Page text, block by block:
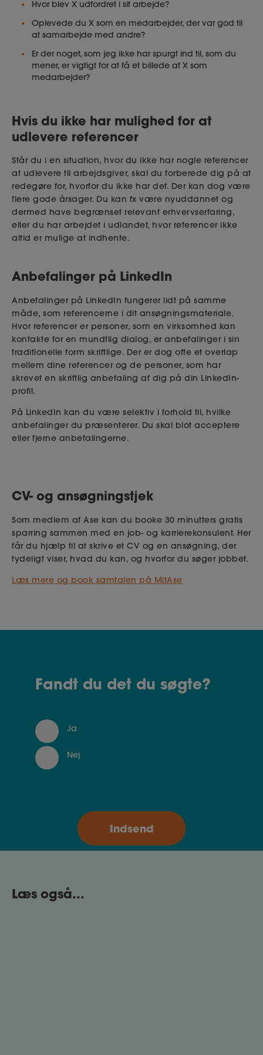
Hvor blev X udfordret i sit arbejde?
Oplevede du X som en medarbejder, der var god til
at samarbejde med andre?
Er der noget, som jeg ikke har spurgt ind til, som du
mener, er vigtigt for at få et billede af X som
medarbejder?
Hvis du ikke har mulighed for at
udlevere referencer
Står du i en situation, hvor du ikke har nogle referencer
at udlevere til arbejdsgiver, skal du forberede dig på at
redegøre for, hvorfor du ikke har det. Der kan dog være
flere gode årsager. Du kan fx være nyuddannet og
dermed have begrænset relevant erhvervserfaring,
eller du har arbejdet i udlandet, hvor referencer ikke
altid er mulige at indhente.
Anbefalinger på LinkedIn
Anbefalinger på LinkedIn fungerer lidt på samme
måde, som referencerne i dit ansøgningsmateriale.
Hvor referencer er personer, som en virksomhed kan
kontakte for en mundtlig dialog, er anbefalinger i sin
traditionelle form skriftlige. Der er dog ofte et overlap
mellem dine referencer og de personer, som har
skrevet en skriftlig anbefaling af dig på din LinkedIn-
profil.
På LinkedIn kan du være selektiv i forhold til, hvilke
anbefalinger du præsenterer. Du skal blot acceptere
eller fjerne anbefalingerne.
CV- og ansøgningstjek
Som medlem af Ase kan du booke 30 minutters gratis
sparring sammen med en job- og karrierekonsulent. Her
får du hjælp til at skrive et CV og en ansøgning, der
tydeligt viser, hvad du kan, og hvorfor du søger jobbet.
Læs mere og book samtalen på MitAse
Fandt du det du søgte?
Ja
Nej
Læs også...